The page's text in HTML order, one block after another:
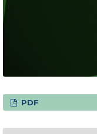
PDF